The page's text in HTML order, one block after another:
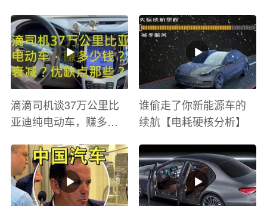
滴滴司机谈37万公里比
亚迪纯电动车，赚多少
有哪些？
谁偷走了你新能源车的
续航【电耗硬核分析】